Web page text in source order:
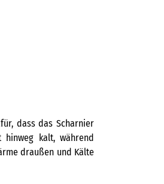
dass das Scharnier
kalt, während
draußen und Kälte